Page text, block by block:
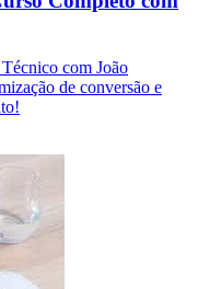
com João
de conversão e